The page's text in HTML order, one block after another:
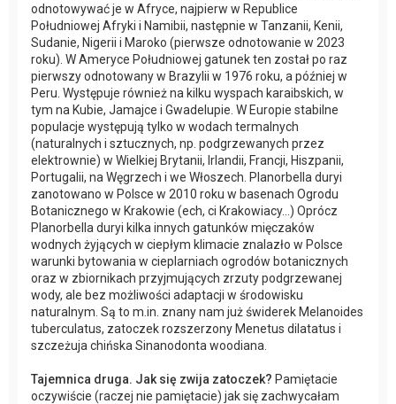
odnotowywać je w Afryce, najpierw w Republice
Południowej Afryki i Namibii, następnie w Tanzanii, Kenii,
Sudanie, Nigerii i Maroko (pierwsze odnotowanie w 2023
roku). W Ameryce Południowej gatunek ten został po raz
pierwszy odnotowany w Brazylii w 1976 roku, a później w
Peru. Występuje również na kilku wyspach karaibskich, w
tym na Kubie, Jamajce i Gwadelupie. W Europie stabilne
populacje występują tylko w wodach termalnych
(naturalnych i sztucznych, np. podgrzewanych przez
elektrownie) w Wielkiej Brytanii, Irlandii, Francji, Hiszpanii,
Portugalii, na Węgrzech i we Włoszech. Planorbella duryi
zanotowano w Polsce w 2010 roku w basenach Ogrodu
Botanicznego w Krakowie (ech, ci Krakowiacy…) Oprócz
Planorbella duryi kilka innych gatunków mięczaków
wodnych żyjących w ciepłym klimacie znalazło w Polsce
warunki bytowania w cieplarniach ogrodów botanicznych
oraz w zbiornikach przyjmujących zrzuty podgrzewanej
wody, ale bez możliwości adaptacji w środowisku
naturalnym. Są to m.in. znany nam już świderek Melanoides
tuberculatus, zatoczek rozszerzony Menetus dilatatus i
szczeżuja chińska Sinanodonta woodiana.
Tajemnica druga. Jak się zwija zatoczek? Pamiętacie
oczywiście (raczej nie pamiętacie) jak się zachwycałam